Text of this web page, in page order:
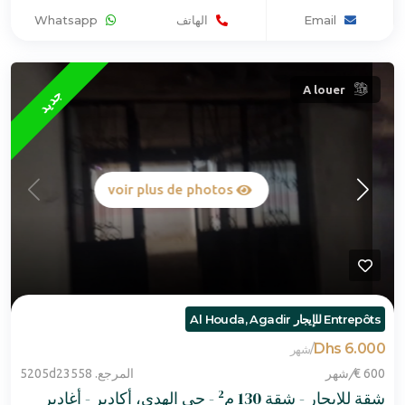
الهاتف
جديد A louer
Entrepôts للإيجار Al Houda, Agadir
6.000 Dhs
/شهر
600 €
/شهر المرجع. 5205d23558
شقة للإيجار - شقة 130 م² - حي الهدى، أكادير - أغادير